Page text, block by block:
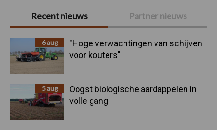
Primaire
Sidebar
Recent nieuws Partner nieuws
6 aug
"Hoge verwachtingen van schijven
voor kouters"
5 aug
Oogst biologische aardappelen in
volle gang